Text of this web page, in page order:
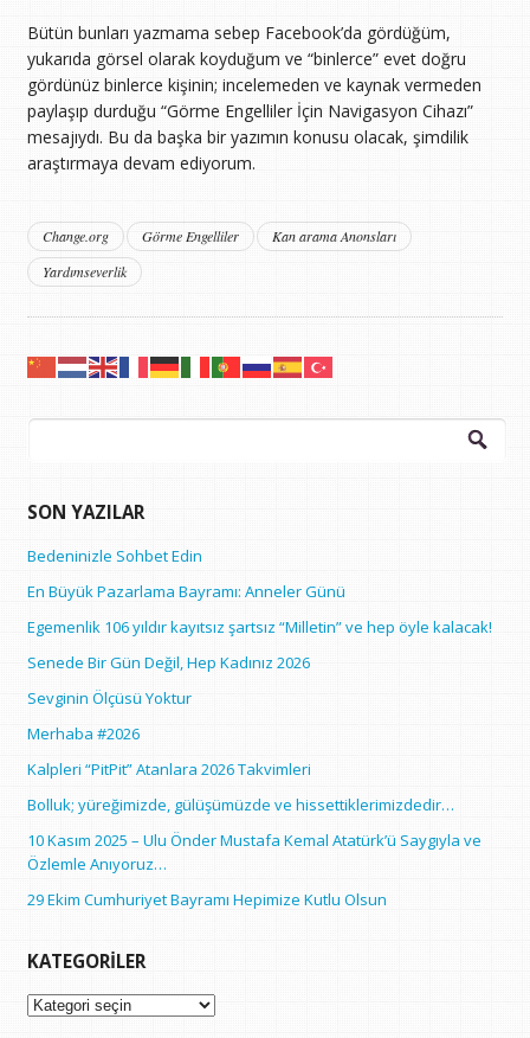
Bütün bunları yazmama sebep Facebook’da gördüğüm,
yukarıda görsel olarak koyduğum ve “binlerce” evet doğru
gördünüz binlerce kişinin; incelemeden ve kaynak vermeden
paylaşıp durduğu “Görme Engelliler İçin Navigasyon Cihazı”
mesajıydı. Bu da başka bir yazımın konusu olacak, şimdilik
araştırmaya devam ediyorum.
Change.org Görme Engelliler
Kan arama Anonsları
Yardımseverlik
Arama:
SON YAZILAR
Bedeninizle Sohbet Edin
En Büyük Pazarlama Bayramı: Anneler Günü
Egemenlik 106 yıldır kayıtsız şartsız “Milletin” ve hep öyle kalacak!
Senede Bir Gün Değil, Hep Kadınız 2026
Sevginin Ölçüsü Yoktur
Merhaba #2026
Kalpleri “PitPit” Atanlara 2026 Takvimleri
Bolluk; yüreğimizde, gülüşümüzde ve hissettiklerimizdedir…
10 Kasım 2025 – Ulu Önder Mustafa Kemal Atatürk’ü Saygıyla ve
Özlemle Anıyoruz…
29 Ekim Cumhuriyet Bayramı Hepimize Kutlu Olsun
KATEGORILER
Kategoriler